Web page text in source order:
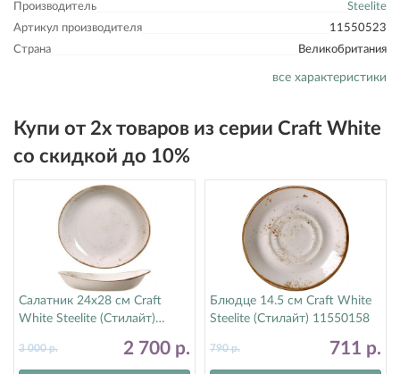
Производитель
Steelite
Артикул производителя
11550523
Страна
Великобритания
все характеристики
Купи от 2х товаров из серии Craft White
со скидкой до 10%
Салатник 24х28 см Craft
White Steelite (Стилайт)
2 700 р.
3 000р.
Блюдце 14.5 см Craft White
Steelite (Стилайт) 11550158
711 р.
790р.